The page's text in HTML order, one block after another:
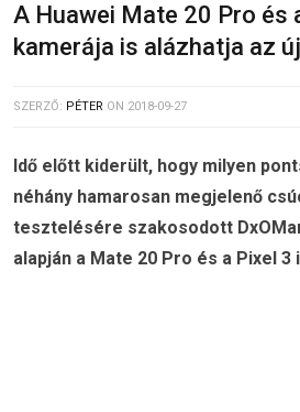
A Huawei Mate 20 Pro és
kamerája is alázhatja az
SZERZŐ: PÉTER ON 2018-09-27
Idő előtt kiderült, hogy milyen
néhány hamarosan megjelenő
tesztelésére szakosodott
alapján a Mate 20 Pro és a Pixel